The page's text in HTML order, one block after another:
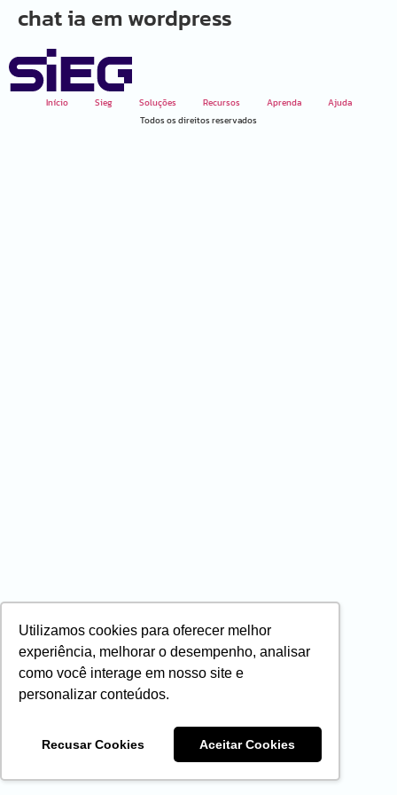
Utilizamos cookies para oferecer melhor
experiência, melhorar o desempenho, analisar
como você interage em nosso site e
personalizar conteúdos.
Recusar Cookies Aceitar Cookies
chat ia em wordpress
Início Sieg Soluções Recursos Aprenda
Ajuda
Todos os direitos reservados